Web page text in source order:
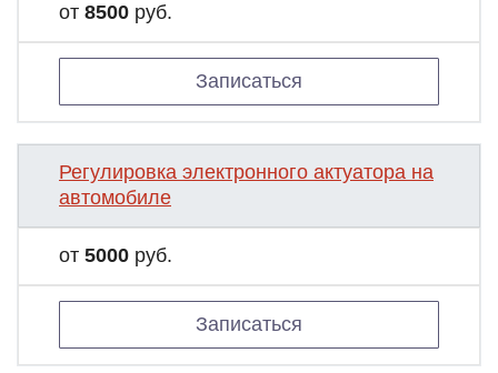
от 8500 руб.
Записаться
Регулировка электронного актуатора на
автомобиле
от 5000 руб.
Записаться